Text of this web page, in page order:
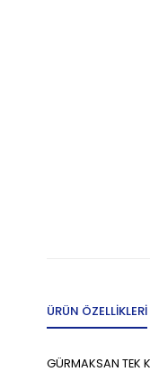
ÜRÜN ÖZELLIKLERI
GÜRMAKSAN TEK